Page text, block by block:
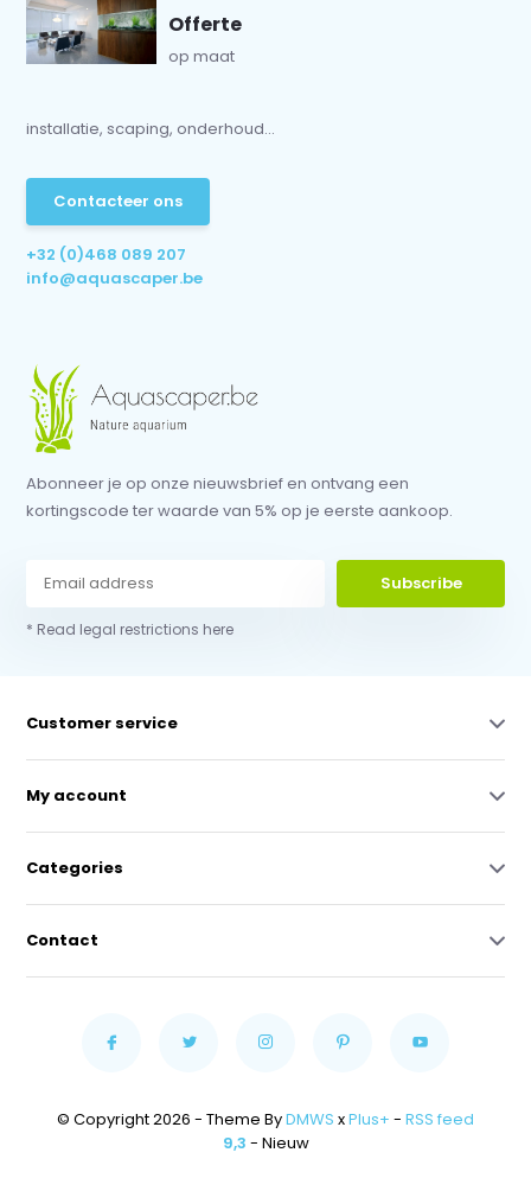
Offerte
op maat
installatie, scaping, onderhoud...
Contacteer ons
+32 (0)468 089 207
info@aquascaper.be
Abonneer je op onze nieuwsbrief en ontvang een
kortingscode ter waarde van 5% op je eerste aankoop.
Subscribe
* Read legal restrictions here
Customer service
My account
Categories
Contact
© Copyright 2026 - Theme ByDMWS xPlus+ - RSS feed
9,3 - Nieuw